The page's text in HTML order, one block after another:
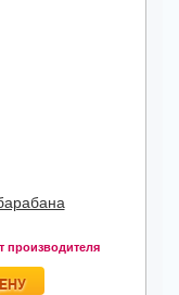
производителя